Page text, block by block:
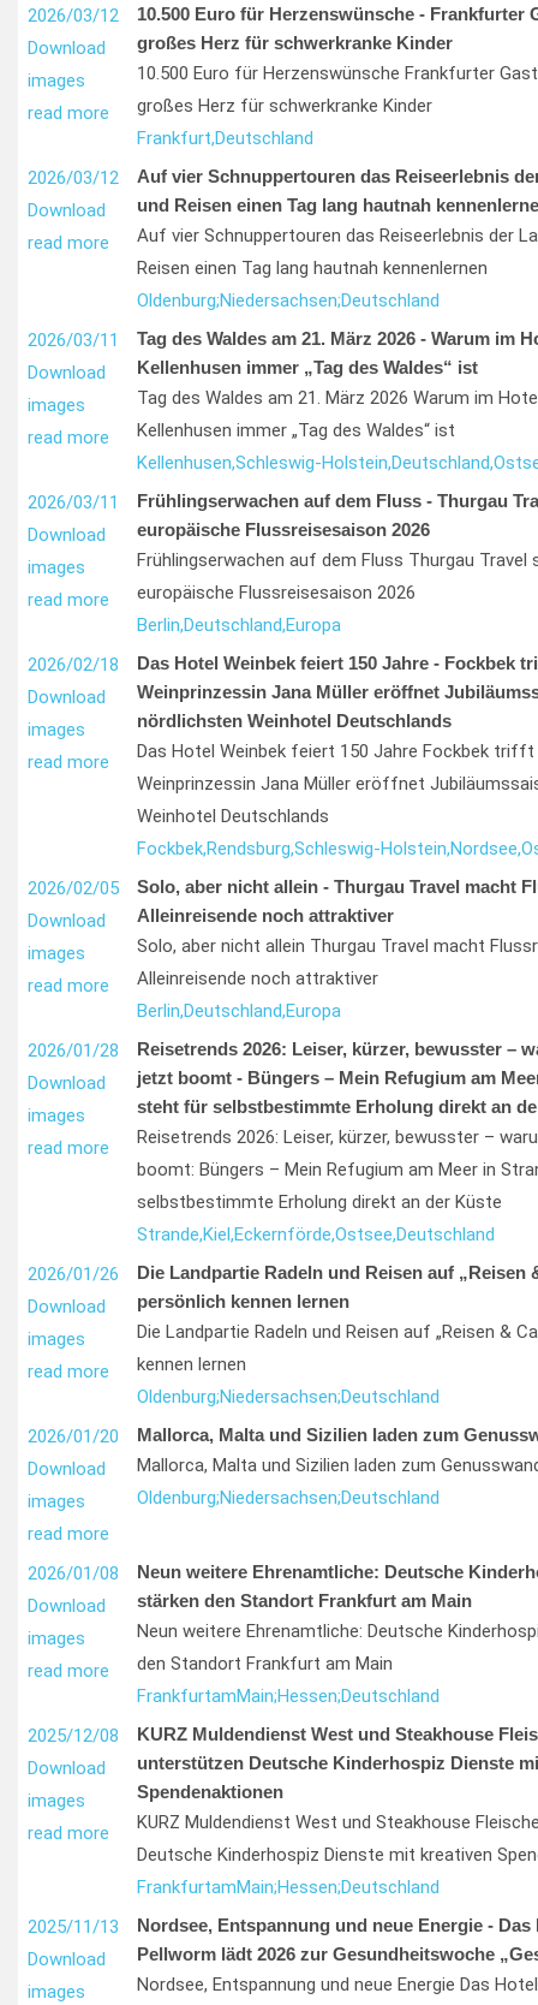
2026/03/12
Download
images
read more
10.500 Euro für Herzenswünsche - Frankfurter
großes Herz für schwerkranke Kinder
10.500 Euro für Herzenswünsche Frankfurter
großes Herz für schwerkranke Kinder
Frankfurt,Deutschland
2026/03/12
Download
read more
Auf vier Schnuppertouren das Reiseerlebnis
und Reisen einen Tag lang hautnah
Auf vier Schnuppertouren das Reiseerlebnis der
Reisen einen Tag lang hautnah kennenlernen
Oldenburg;Niedersachsen;Deutschland
2026/03/11
Download
images
read more
Tag des Waldes am 21. März 2026 - Warum im
Kellenhusen immer „Tag des Waldes“ ist
Tag des Waldes am 21. März 2026 Warum im
Kellenhusen immer „Tag des Waldes“ ist
Kellenhusen,Schleswig-Holstein,Deutschland,
2026/03/11
Download
images
read more
Frühlingserwachen auf dem Fluss - Thurgau
europäische Flussreisesaison 2026
Frühlingserwachen auf dem Fluss Thurgau Travel
europäische Flussreisesaison 2026
Berlin,Deutschland,Europa
2026/02/18
Download
images
read more
Das Hotel Weinbek feiert 150 Jahre - Fockbek
Weinprinzessin Jana Müller eröffnet
nördlichsten Weinhotel Deutschlands
Das Hotel Weinbek feiert 150 Jahre Fockbek
Weinprinzessin Jana Müller eröffnet
Weinhotel Deutschlands
Fockbek,Rendsburg,Schleswig-Holstein,Nordsee,
2026/02/05
Download
images
read more
Solo, aber nicht allein - Thurgau Travel macht
Alleinreisende noch attraktiver
Solo, aber nicht allein Thurgau Travel macht
Alleinreisende noch attraktiver
Berlin,Deutschland,Europa
2026/01/28
Download
images
read more
Reisetrends 2026: Leiser, kürzer, bewusster –
jetzt boomt - Büngers – Mein Refugium am
steht für selbstbestimmte Erholung direkt an
Reisetrends 2026: Leiser, kürzer, bewusster –
boomt: Büngers – Mein Refugium am Meer in
selbstbestimmte Erholung direkt an der Küste
Strande,Kiel,Eckernförde,Ostsee,Deutschland
2026/01/26
Download
images
read more
Die Landpartie Radeln und Reisen auf „Reisen
persönlich kennen lernen
Die Landpartie Radeln und Reisen auf „Reisen &
kennen lernen
Oldenburg;Niedersachsen;Deutschland
2026/01/20
Download
images
read more
Mallorca, Malta und Sizilien laden zum
Mallorca, Malta und Sizilien laden zum
Oldenburg;Niedersachsen;Deutschland
2026/01/08
Download
images
read more
Neun weitere Ehrenamtliche: Deutsche
stärken den Standort Frankfurt am Main
Neun weitere Ehrenamtliche: Deutsche
den Standort Frankfurt am Main
FrankfurtamMain;Hessen;Deutschland
2025/12/08
Download
images
read more
KURZ Muldendienst West und Steakhouse
unterstützen Deutsche Kinderhospiz Dienste
Spendenaktionen
KURZ Muldendienst West und Steakhouse
Deutsche Kinderhospiz Dienste mit kreativen
FrankfurtamMain;Hessen;Deutschland
2025/11/13
Download
images
Nordsee, Entspannung und neue Energie - Das
Pellworm lädt 2026 zur Gesundheitswoche
Nordsee, Entspannung und neue Energie Das